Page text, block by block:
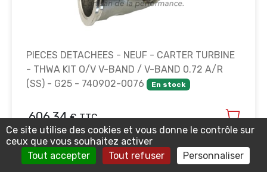
PIECES DETACHEES - NEUF - CARTER TURBINE
- THWA KIT O/V V-BAND / V-BAND 0.72 A/R
(SS) - G25 - 740902-0076
En stock
606.34€ TTC
Ce site utilise des cookies et vous donne le contrôle sur
ceux que vous souhaitez activer
Tout accepter
Tout refuser Personnaliser